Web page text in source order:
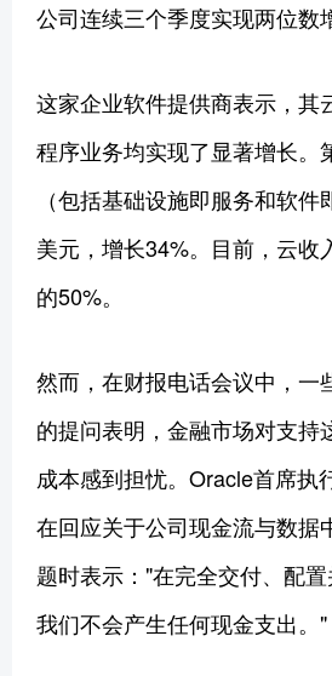
公司连续三个季度实现两位数
这家企业软件提供商表示，其
程序业务均实现了显著增长。
（包括基础设施即服务和软
美元，增长34%。目前，云收
的50%。
然而，在财报电话会议中，一
的提问表明，金融市场对支持
成本感到担忧。Oracle首席执
在回应关于公司现金流与数据
题时表示："在完全交付、配置
我们不会产生任何现金支出。"